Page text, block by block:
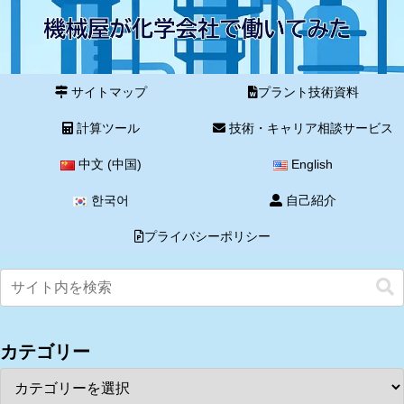
サイトマップ プラント技術資料
計算ツール 技術・キャリア相談サービス
中文 (中国) English
한국어 自己紹介
プライバシーポリシー
カテゴリー